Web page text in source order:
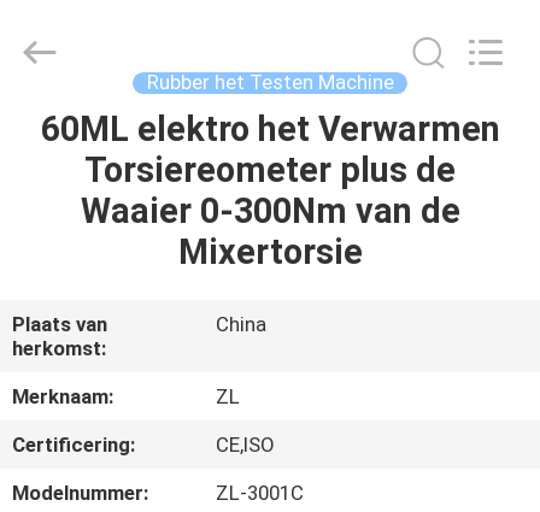
HUIS
PRODUCTEN
ONGEVEER
ONS
FABRIEKSREIS
Technology
Reserved.
Rubber het Testen Machine
60ML elektro het Verwarmen
Torsiereometer plus de
Waaier 0-300Nm van de
Mixertorsie
Plaats van
herkomst:
China
Merknaam:
ZL
Certificering:
CE,ISO
Modelnummer:
ZL-3001C